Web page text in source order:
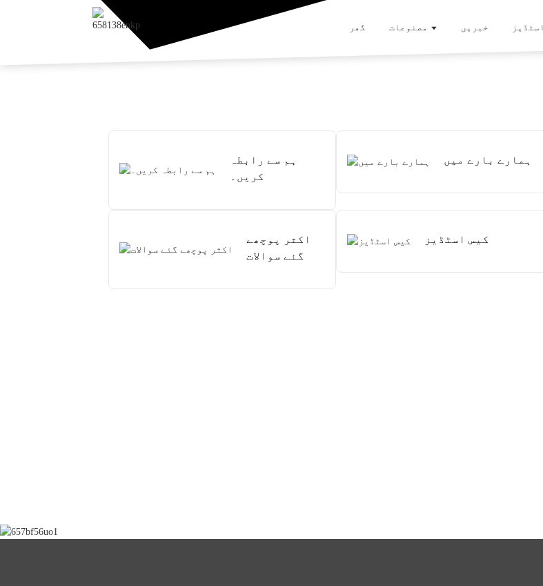
گھر مصنوعات خبریں
ہم سے رابطہ
کریں۔
ہمارے بارے میں
اکثر پوچھے
گئے سوالات
کیس اسٹڈیز